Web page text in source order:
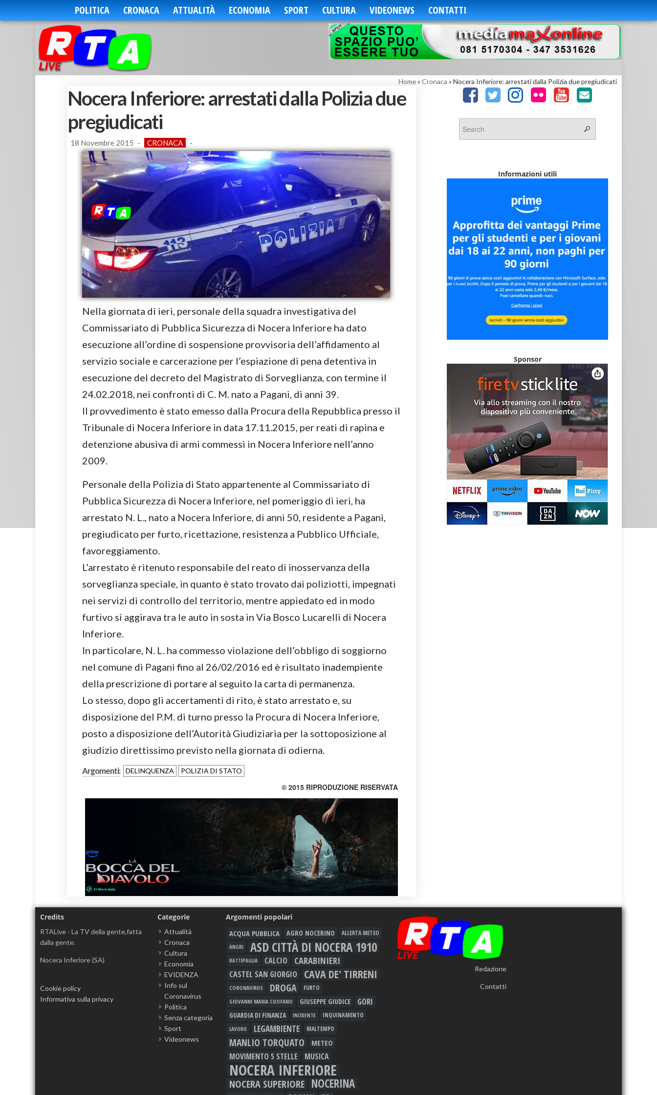
POLITICA CRONACA ATTUALITÀ ECONOMIA SPORT CULTURA VIDEONEWS CONTATTI
Home» Cronaca » Nocera Inferiore: arrestati dalla Polizia due pregiudicati
Nocera Inferiore: arrestati dalla Polizia due
pregiudicati
18 Novembre 2015 - CRONACA -
Nella giornata di ieri, personale della squadra investigativa del
Commissariato di Pubblica Sicurezza di Nocera Inferiore ha dato
esecuzione all’ordine di sospensione provvisoria dell’affidamento al
servizio sociale e carcerazione per l’espiazione di pena detentiva in
esecuzione del decreto del Magistrato di Sorveglianza, con termine il
24.02.2018, nei confronti di C. M. nato a Pagani, di anni 39.
Il provvedimento è stato emesso dalla Procura della Repubblica presso il
Tribunale di Nocera Inferiore in data 17.11.2015, per reati di rapina e
detenzione abusiva di armi commessi in Nocera Inferiore nell’anno
2009.
Personale della Polizia di Stato appartenente al Commissariato di
Pubblica Sicurezza di Nocera Inferiore, nel pomeriggio di ieri, ha
arrestato N. L., nato a Nocera Inferiore, di anni 50, residente a Pagani,
pregiudicato per furto, ricettazione, resistenza a Pubblico Ufficiale,
favoreggiamento.
L’arrestato è ritenuto responsabile del reato di inosservanza della
sorveglianza speciale, in quanto è stato trovato dai poliziotti, impegnati
nei servizi di controllo del territorio, mentre appiedato ed in modo
furtivo si aggirava tra le auto in sosta in Via Bosco Lucarelli di Nocera
Inferiore.
In particolare, N. L. ha commesso violazione dell’obbligo di soggiorno
nel comune di Pagani fino al 26/02/2016 ed è risultato inadempiente
della prescrizione di portare al seguito la carta di permanenza.
Lo stesso, dopo gli accertamenti di rito, è stato arrestato e, su
disposizione del P.M. di turno presso la Procura di Nocera Inferiore,
posto a disposizione dell’Autorità Giudiziaria per la sottoposizione al
giudizio direttissimo previsto nella giornata di odierna.
Argomenti: DELINQUENZA POLIZIA DI STATO
© 2015 RIPRODUZIONE RISERVATA
Informazioni utili
Sponsor
Credits
RTALive - La TV della gente,fatta
dalla gente.
Nocera Inferiore (SA)
Cookie policy
Informativa sulla privacy
Categorie
Attualità
Cronaca
Cultura
Economia
EVIDENZA
Info sul
Coronavirus
Politica
Senza categoria
Sport
Videonews
Argomenti popolari
ACQUA PUBBLICA AGRO NOCERINO
ALLERTA METEO
ANGRI
ASD CITTÀ DI NOCERA 1910
BATTIPAGLIA CALCIO CARABINIERI
CASTEL SAN GIORGIO CAVA DE' TIRRENI
CORONAVIRUS DROGA FURTO
GIOVANNI MARIA CUOFANO GIUSEPPE GIUDICE GORI
GUARDIA DI FINANZA INCIDENTE INQUINAMENTO
LAVORO LEGAMBIENTE MALTEMPO
MANLIO TORQUATO METEO
MOVIMENTO 5 STELLE MUSICA
NOCERA INFERIORE
NOCERA SUPERIORE NOCERINA
Redazione
Contatti